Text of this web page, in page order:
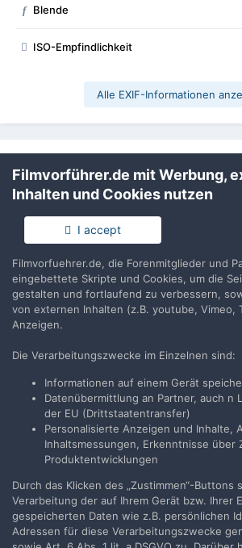
f Blende
ISO-Empfindlichkeit
Alle EXIF-Informationen
Teilen
Keine Kommentare vorhanden
Erstelle ein Benutzerkonto
an, um zu
Du musst ein Benutzerkonto haben, um
Benutzerkonto
Neues Benutzerkonto für unsere
ist einfach!
Neues Benutzerkonto
Anmelden
Du hast bereits ein Benutzerkonto?
Filmvorführer.de mit Werbung,
Inhalten und Cookies nutzen
I accept
Filmvorfuehrer.de, die Forenmitglieder und
eingebettete Skripte und Cookies, um die
gestalten und fortlaufend zu verbessern,
von externen Inhalten (z.B. youtube, Vimeo,
Anzeigen.
Die Verarbeitungszwecke im Einzelnen sind:
Informationen auf einem Gerät
Datenübermittlung an Partner, auch n
der EU (Drittstaatentransfer)
Personalisierte Anzeigen und Inhalte,
Inhaltsmessungen, Erkenntnisse über
Produktentwicklungen
Durch das Klicken des „Zustimmen“-Buttons
Verarbeitung der auf Ihrem Gerät bzw. Ihrer
gespeicherten Daten wie z.B. persönlichen
Adressen für diese Verarbeitungszwecke